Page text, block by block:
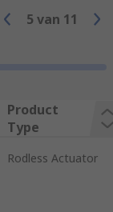
5 van 11
Product
Type
Rodless Actuator